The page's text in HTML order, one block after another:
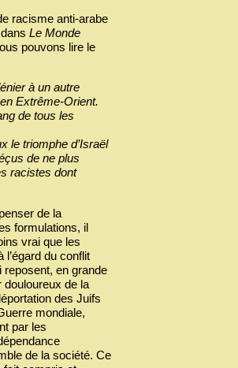
racisme anti-arabe
Le Monde
pouvons lire le
à un autre
Extrême-Orient.
de tous les
le triomphe d’Israël
de ne plus
racistes dont
de la
formulations, il
vrai que les
du conflit
reposent, en grande
douloureux de la
des Juifs
mondiale,
par les
de la société. Ce